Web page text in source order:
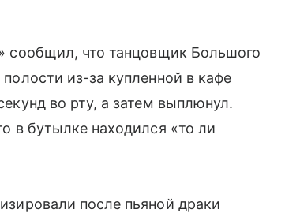
сообщил, что танцовщик Большого
из-за купленной в кафе
во рту, а затем выплюнул.
в бутылке находился «то ли
после пьяной драки